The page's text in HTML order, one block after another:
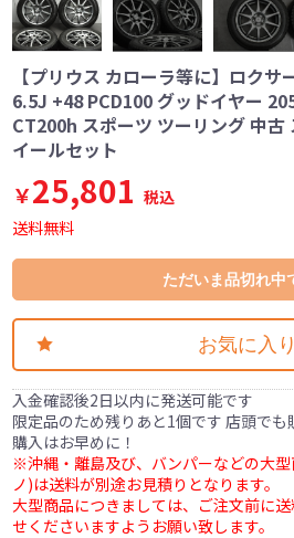
【プリウス カローラ等に】ロク
6.5J +48 PCD100 グッドイヤー
CT200h スポーツ ツーリング 中古
イールセット
￥25,801 税込
送料無料
ただいま品切れ中
お気に入り
入金確認後2日以内に発送可能です
限定品のため残りあと1個です 店頭で
購入はお早めに！
※沖縄・離島及び、バンパーなどの大
ノ)は送料が別途お見積りとなります。
大型商品につきましては、ご注文前に
せくださいますようお願い致します。